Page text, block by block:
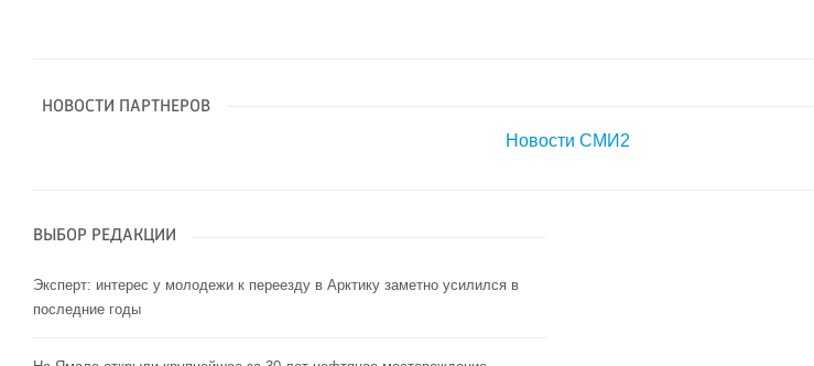
НОВОСТИ ПАРТНЕРОВ
Новости СМИ2
ВЫБОР РЕДАКЦИИ
Эксперт: интерес у молодежи к переезду в Арктику заметно усилился в
последние годы